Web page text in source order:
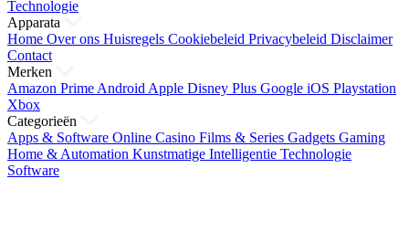
Technologie
Apparata
Home Over ons Huisregels Cookiebeleid Privacybeleid Disclaimer
Contact
Merken
Amazon Prime Android Apple Disney Plus Google iOS Playstation
Xbox
Categorieën
Apps & Software Online Casino Films & Series Gadgets Gaming
Home & Automation Kunstmatige Intelligentie Technologie
Software